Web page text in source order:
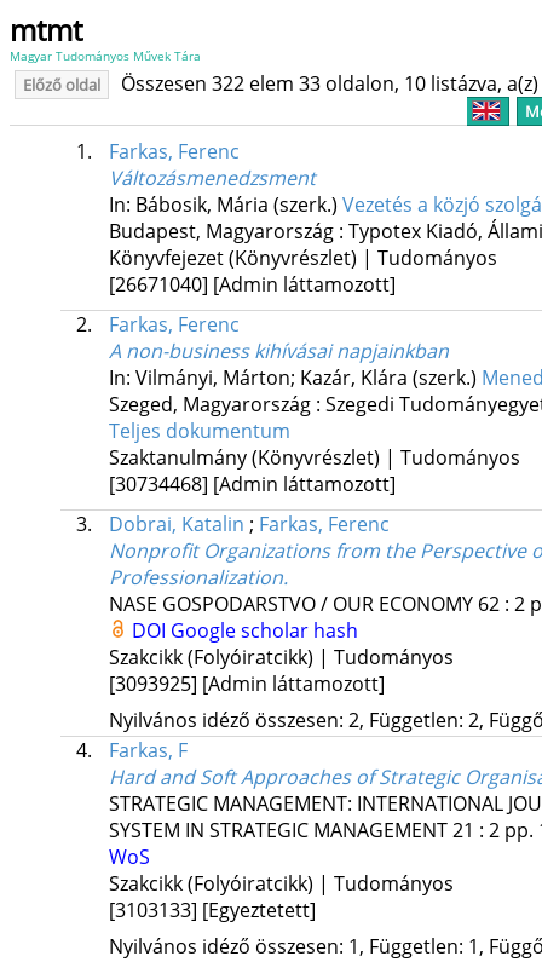
mtmt
Magyar Tudományos Művek Tára
Előző oldal Összesen 322 elem 33 oldalon, 10 listázva,
1.
Farkas, Ferenc
Változásmenedzsment
In: Bábosik, Mária (szerk.) Vezetés a közjó
Budapest, Magyarország : Typotex Kiadó,
Könyvfejezet (Könyvrészlet) | Tudományos
[26671040] [Admin láttamozott]
2.
Farkas, Ferenc
A non-business kihívásai napjainkban
In: Vilmányi, Márton; Kazár, Klára (szerk.)
Szeged, Magyarország : Szegedi
Teljes dokumentum
Szaktanulmány (Könyvrészlet) | Tudományos
[30734468] [Admin láttamozott]
3.
Dobrai, Katalin ; Farkas, Ferenc
Nonprofit Organizations from the Perspective
Professionalization.
NASE GOSPODARSTVO / OUR ECONOMY 62: 2
DOI Google scholar hash
Szakcikk (Folyóiratcikk) | Tudományos
[3093925] [Admin láttamozott]
Nyilvános idéző összesen: 2, Független: 2,
4.
Farkas, F
Hard and Soft Approaches of Strategic
STRATEGIC MANAGEMENT: INTERNATIONAL
SYSTEM IN STRATEGIC MANAGEMENT21 : 2 pp.
WoS
Szakcikk (Folyóiratcikk) | Tudományos
[3103133] [Egyeztetett]
Nyilvános idéző összesen: 1, Független: 1,